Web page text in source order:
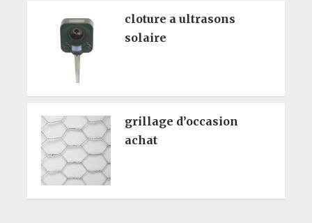
cloture a ultrasons
solaire
grillage d’occasion
achat